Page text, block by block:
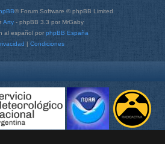
® Forum Software © phpBB Limited
Arty - phpBB 3.3 por MrGaby
al español por phpBB España
| Condiciones